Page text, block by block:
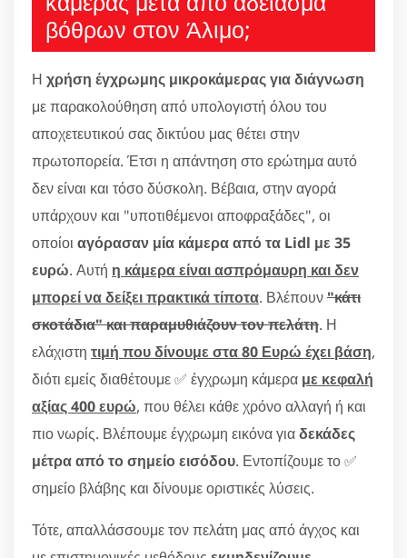
βόθρων στον Άλιμο;
Η χρήση έγχρωμης μικροκάμερας για διάγνωση
με παρακολούθηση από υπολογιστή όλου του
αποχετευτικού σας δικτύου μας θέτει στην
πρωτοπορεία. Έτσι η απάντηση στο ερώτημα αυτό
δεν είναι και τόσο δύσκολη. Βέβαια, στην αγορά
υπάρχουν και "υποτιθέμενοι αποφραξάδες", οι
οποίοι αγόρασαν μία κάμερα από τα Lidl με 35
ευρώ. Αυτή η κάμερα είναι ασπρόμαυρη και δεν
μπορεί να δείξει πρακτικά τίποτα. Βλέπουν"κάτι
σκοτάδια" και παραμυθιάζουν τον πελάτη. Η
ελάχιστη τιμή που δίνουμε στα 80 Ευρώ έχει βάση,
διότι εμείς διαθέτουμε ✅ έγχρωμη κάμερα με κεφαλή
αξίας 400 ευρώ, που θέλει κάθε χρόνο αλλαγή ή και
πιο νωρίς. Βλέπουμε έγχρωμη εικόνα γιαδεκάδες
μέτρα από το σημείο εισόδου. Εντοπίζουμε το ✅
σημείο βλάβης και δίνουμε οριστικές λύσεις.
Τότε, απαλλάσσουμε τον πελάτη μας από άγχος και